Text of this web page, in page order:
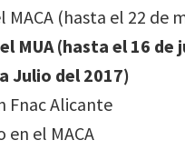
(hasta el 22 de
MUA (hasta el 16 de
Julio del 2017)
Fnac Alicante
en el MACA